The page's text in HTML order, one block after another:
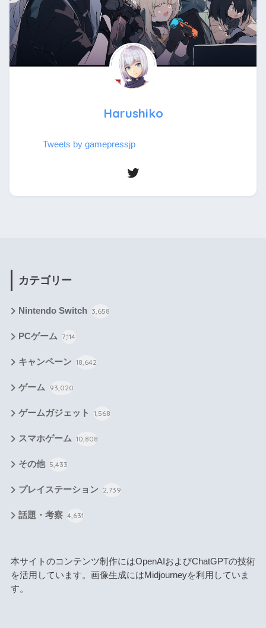
Harushiko
Tweets by gamepressjp
カテゴリー
Nintendo Switch 3,658
PCゲーム 7,114
キャンペーン 18,642
ゲーム 93,020
ゲームガジェット 1,568
スマホゲーム 10,808
その他 5,433
プレイステーション 2,739
話題・考察 4,631
本サイトのコンテンツ制作にはOpenAIおよびChatGPTの技術
を活用しています。画像生成にはMidjourneyを利用していま
す。